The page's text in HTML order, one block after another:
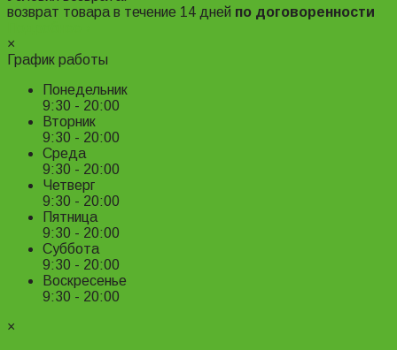
возврат товара в течение 14 дней по договоренности
×
График работы
Понедельник
9:30 - 20:00
Вторник
9:30 - 20:00
Среда
9:30 - 20:00
Четверг
9:30 - 20:00
Пятница
9:30 - 20:00
Суббота
9:30 - 20:00
Воскресенье
9:30 - 20:00
×